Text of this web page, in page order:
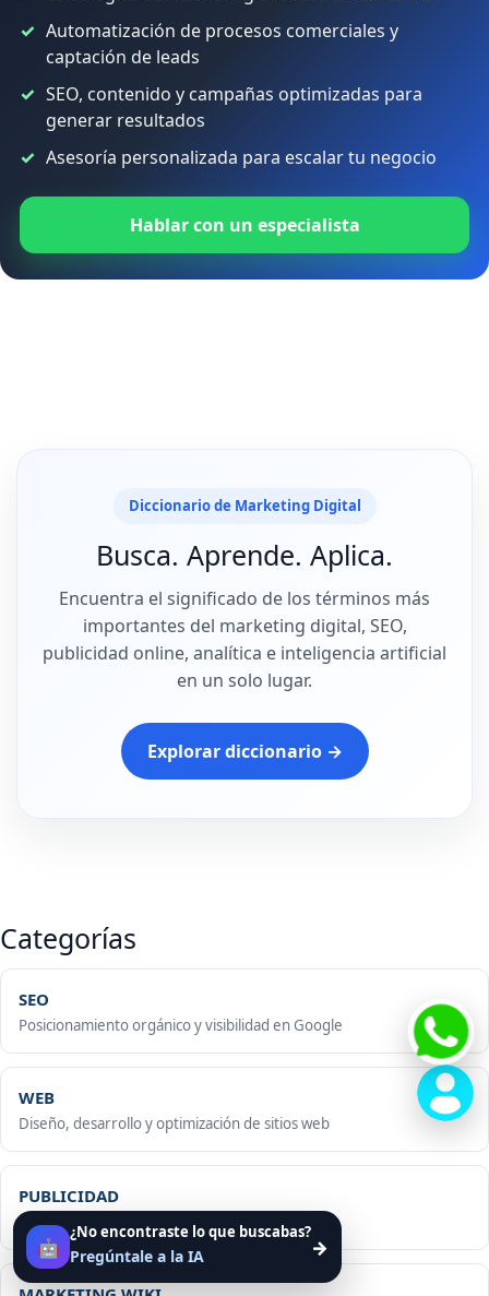
🤖
¿No encontraste lo que buscabas?
Pregúntale a la IA →
Automatización de procesos comerciales y
captación de leads
SEO, contenido y campañas optimizadas para
generar resultados
Asesoría personalizada para escalar tu negocio
Hablar con un especialista
Diccionario de Marketing Digital
Busca. Aprende. Aplica.
Encuentra el significado de los términos más
importantes del marketing digital, SEO,
publicidad online, analítica e inteligencia artificial
en un solo lugar.
Explorar diccionario →
Categorías
SEO
Posicionamiento orgánico y visibilidad en Google
WEB
Diseño, desarrollo y optimización de sitios web
PUBLICIDAD
Google Ads, Meta Ads y campañas digitales